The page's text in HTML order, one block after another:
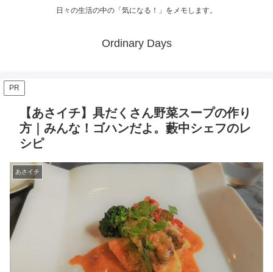
日々の生活の中の「気になる！」をメモします。
Ordinary Days
PR
【あさイチ】具だくさん野菜スープの作り
方｜みんな！ゴハンだよ。藪中シェフのレ
シピ
あさイチ